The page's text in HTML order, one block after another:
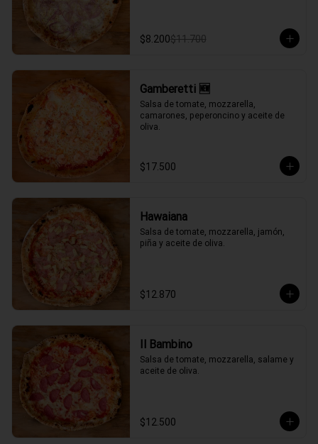
$8.200$11.700
Gamberetti 🆕
Salsa de tomate, mozzarella,
camarones, peperoncino y aceite de
oliva.
$17.500
Hawaiana
Salsa de tomate, mozzarella, jamón,
piña y aceite de oliva.
$12.870
Il Bambino
Salsa de tomate, mozzarella, salame y
aceite de oliva.
$12.500